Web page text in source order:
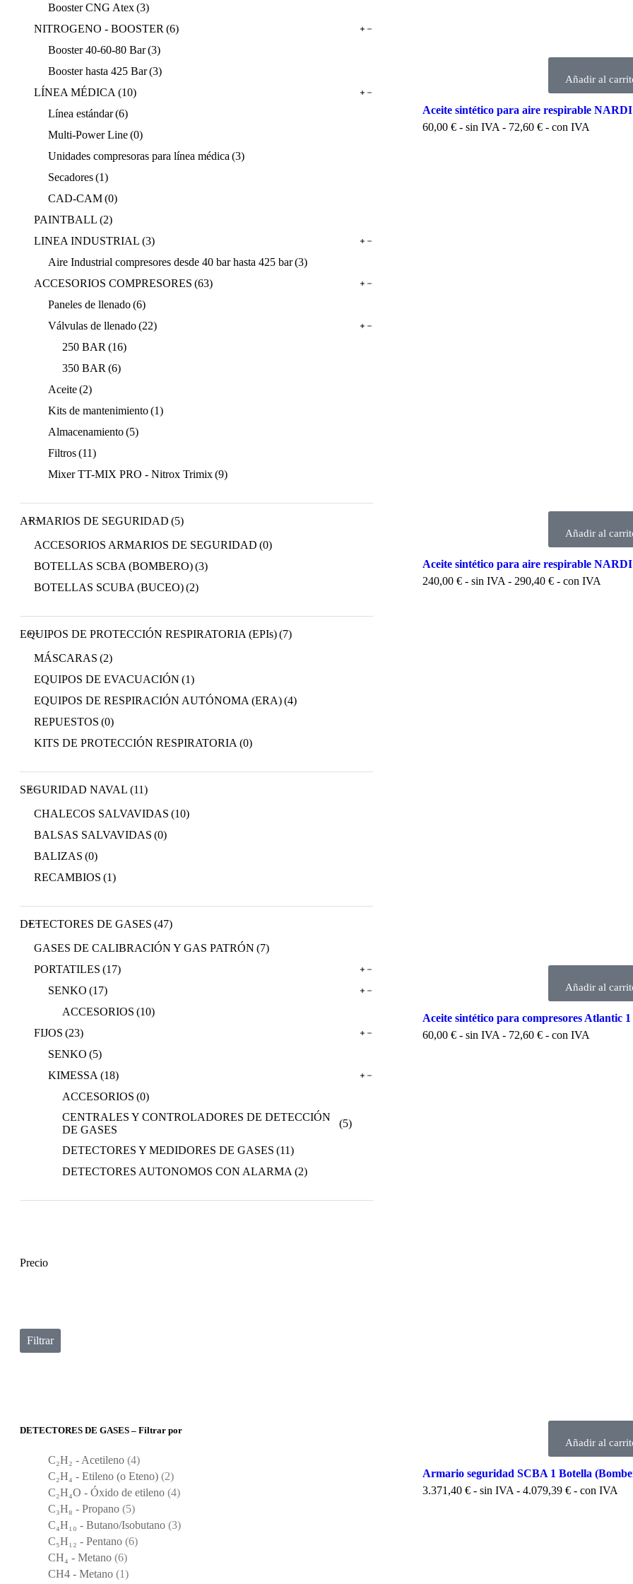
Booster CNG Atex(3)
NITROGENO - BOOSTER (6)
Booster 40-60-80 Bar(3)
Booster hasta 425 Bar(3)
LÍNEA MÉDICA (10)
Línea estándar(6)
Multi-Power Line(0)
Unidades compresoras para línea médica (3)
Secadores(1)
CAD-CAM(0)
PAINTBALL (2)
LINEA INDUSTRIAL (3)
Aire Industrial compresores desde 40 bar hasta 425 bar(3)
ACCESORIOS COMPRESORES (63)
Paneles de llenado(6)
Válvulas de llenado(22)
250 BAR (16)
350 BAR (6)
Aceite(2)
Kits de mantenimiento(1)
Almacenamiento(5)
Filtros(11)
Mixer TT-MIX PRO - Nitrox Trimix(9)
ARMARIOS DE SEGURIDAD (5)
ACCESORIOS ARMARIOS DE SEGURIDAD (0)
BOTELLAS SCBA (BOMBERO)(3)
BOTELLAS SCUBA (BUCEO)(2)
EQUIPOS DE PROTECCIÓN RESPIRATORIA (EPIs)(7)
MÁSCARAS (2)
EQUIPOS DE EVACUACIÓN (1)
EQUIPOS DE RESPIRACIÓN AUTÓNOMA (ERA)(4)
REPUESTOS (0)
KITS DE PROTECCIÓN RESPIRATORIA (0)
SEGURIDAD NAVAL (11)
CHALECOS SALVAVIDAS (10)
BALSAS SALVAVIDAS (0)
BALIZAS (0)
RECAMBIOS (1)
DETECTORES DE GASES (47)
GASES DE CALIBRACIÓN Y GAS PATRÓN (7)
PORTATILES (17)
SENKO (17)
ACCESORIOS (10)
FIJOS (23)
SENKO (5)
KIMESSA (18)
ACCESORIOS (0)
CENTRALES Y CONTROLADORES DE DETECCIÓN
DE GASES
(5)
DETECTORES Y MEDIDORES DE GASES (11)
DETECTORES AUTONOMOS CON ALARMA (2)
Precio
Filtrar
DETECTORES DE GASES – Filtrar por
C₂H₂ - Acetileno (4)
C₂H₄ - Etileno (o Eteno) (2)
C₂H₄O - Óxido de etileno (4)
C₃H₈ - Propano (5)
C₄H₁₀ - Butano/Isobutano (3)
C₅H₁₂ - Pentano (6)
CH₄ - Metano (6)
CH4 - Metano (1)
Añadir al
Aceite sintético para aire respirable
60,00 € - sin IVA - 72,60 € - con IVA
Añadir al
Aceite sintético para aire respirable
240,00 € - sin IVA - 290,40 € - con IVA
Añadir al
Aceite sintético para compresores Atlantic
60,00 € - sin IVA - 72,60 € - con IVA
Añadir al
Armario seguridad SCBA 1 Botella
3.371,40 € - sin IVA - 4.079,39 € - con IVA